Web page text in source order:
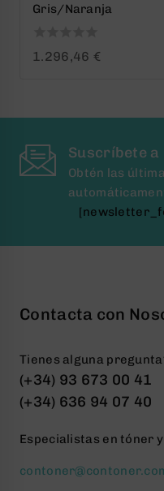
Gris/Naranja
01.296,46 €
Suscríbete
Obtén las
Contacta con
Tienes alguna
(+34) 93 673 00 41
(+34) 636 94 07 40
Especialistas en tóner